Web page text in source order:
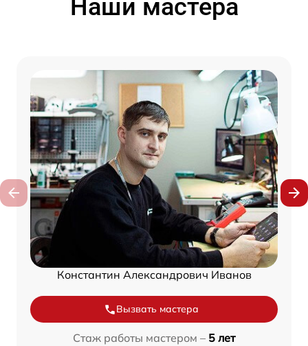
Наши мастера
Константин Александрович Иванов
Вызвать мастера
Стаж работы мастером – 5 лет